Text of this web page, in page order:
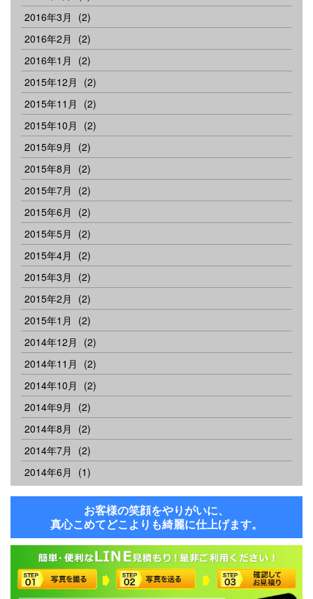
2016年3月
(2)
2016年2月
(2)
2016年1月
(2)
2015年12月
(2)
2015年11月
(2)
2015年10月
(2)
2015年9月
(2)
2015年8月
(2)
2015年7月
(2)
2015年6月
(2)
2015年5月
(2)
2015年4月
(2)
2015年3月
(2)
2015年2月
(2)
2015年1月
(2)
2014年12月
(2)
2014年11月
(2)
2014年10月
(2)
2014年9月
(2)
2014年8月
(2)
2014年7月
(2)
2014年6月
(1)
お客様の笑顔をやりがいに、
真心こめてどこよりも綺麗に仕上げます。